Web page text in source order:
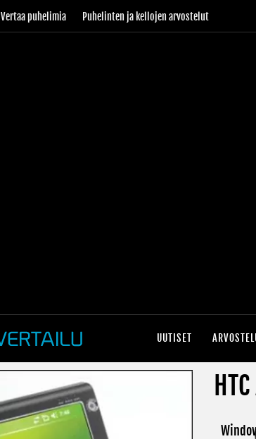
Vertaa puhelimia Puhelinten ja kellojen arvostelut
UUTISET